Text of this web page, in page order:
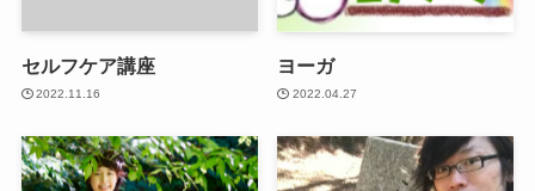
セルフケア講座
2022.11.16
ヨーガ
2022.04.27